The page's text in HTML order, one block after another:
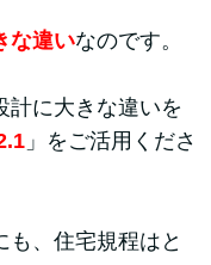
な違いなのです。
計に大きな違いを
」をご活用くださ
も、住宅規程はと